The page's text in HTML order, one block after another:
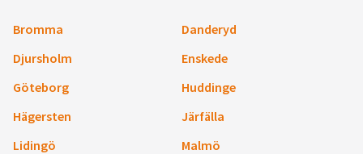
Bromma
Danderyd
Djursholm
Enskede
Göteborg
Huddinge
Hägersten
Järfälla
Lidingö
Malmö